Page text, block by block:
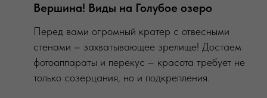
Вершина! Виды на Голубое озеро
Перед вами огромный кратер с отвесными
стенами – захватывающее зрелище! Достаем
фотоаппараты и перекус – красота требует не
только созерцания, но и подкрепления.